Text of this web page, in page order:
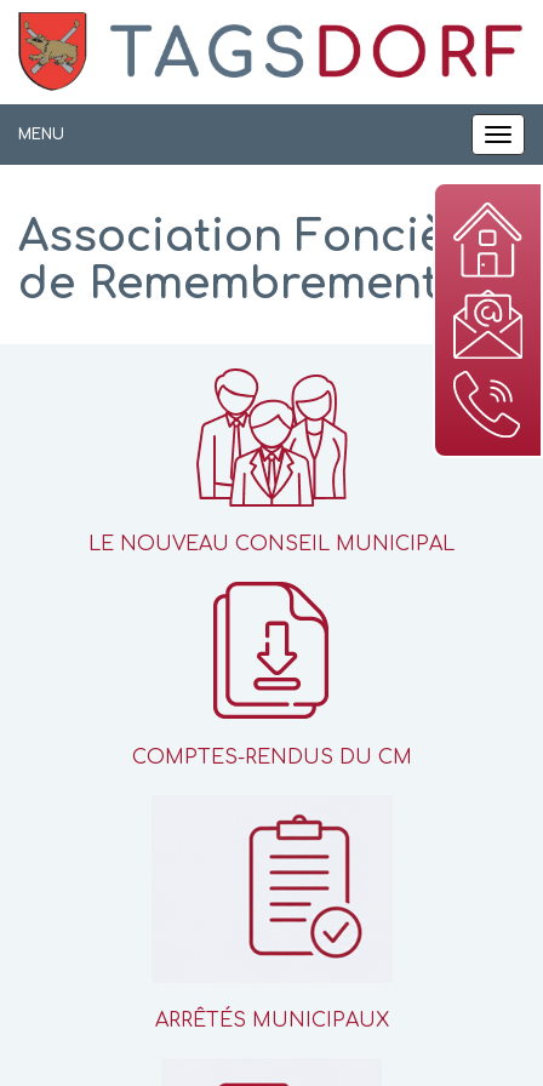
MENU
Association Foncière
de Remembrement
LE NOUVEAU CONSEIL MUNICIPAL
COMPTES-RENDUS DU CM
ARRÊTÉS MUNICIPAUX
Panneau de gestion des cookies